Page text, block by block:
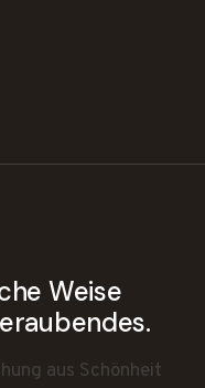
Weise
aus Schönheit